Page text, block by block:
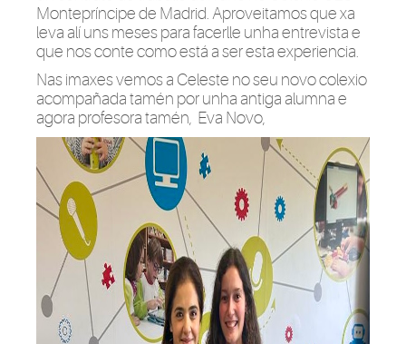
Montepríncipe de Madrid. Aproveitamos que xa
leva alí uns meses para facerlle unha entrevista e
que nos conte como está a ser esta experiencia.
Nas imaxes vemos a Celeste no seu novo colexio
acompañada tamén por unha antiga alumna e
agora profesora tamén, Eva Novo,